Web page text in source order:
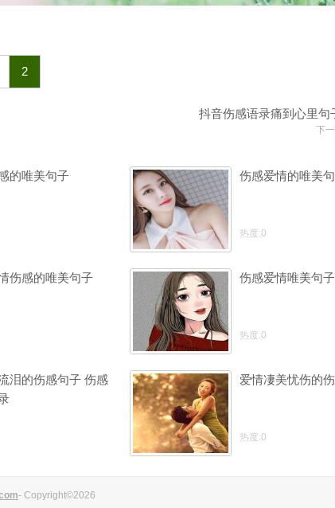
2
抖音伤感语录痛到心里句
下
的唯美句子 伤感爱情的唯美
热度:0
伤感的唯美句子 伤感爱情唯美句
热度:0
泪的伤感句子 伤感
爱情凄美忧伤的
热度:0
- Copyright©2026